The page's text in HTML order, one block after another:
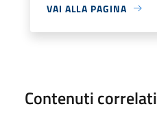
VAI ALLA PAGINA
Contenuti correlati